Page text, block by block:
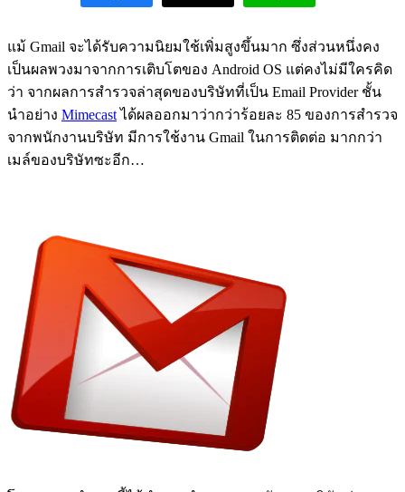
แม้ Gmail จะได้รับความนิยมใช้เพิ่มสูงขึ้นมาก ซึ่งส่วนหนึ่งคง
เป็นผลพวงมาจากการเติบโตของ Android OS แต่คงไม่มีใครคิด
ว่า จากผลการสำรวจล่าสุดของบริษัทที่เป็น Email Provider ชั้น
นำอย่าง Mimecastได้ผลออกมาว่ากว่าร้อยละ 85 ของการสำรวจ
จากพนักงานบริษัท มีการใช้งาน Gmail ในการติดต่อ มากกว่า
เมล์ของบริษัทซะอีก…